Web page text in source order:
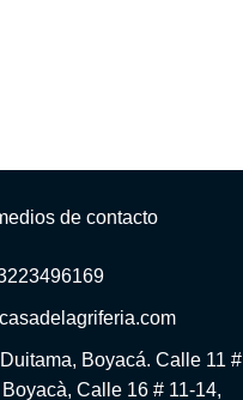
de contacto
Boyacá. Calle 11 #
Calle 16 # 11-14,